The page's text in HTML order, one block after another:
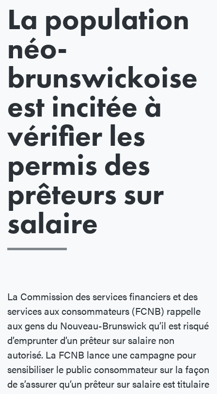
La population
néo-
brunswickoise
est incitée à
vérifier les
permis des
prêteurs sur
salaire
La Commission des services financiers et des
services aux consommateurs (FCNB) rappelle
aux gens du Nouveau-Brunswick qu’il est risqué
d’emprunter d’un prêteur sur salaire non
autorisé. La FCNB lance une campagne pour
sensibiliser le public consommateur sur la façon
de s’assurer qu’un prêteur sur salaire est titulaire